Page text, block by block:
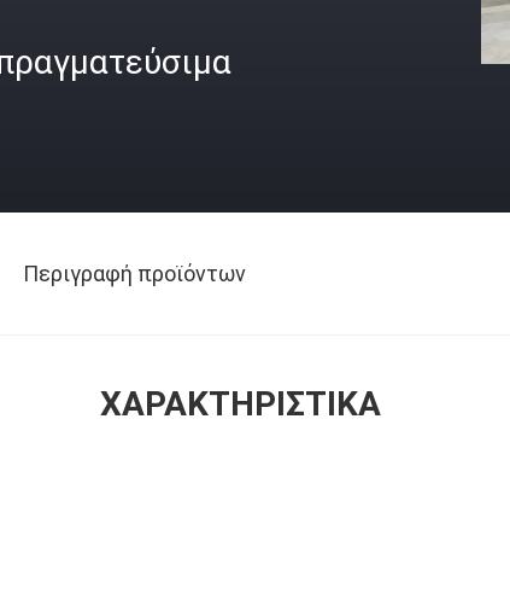
Περιγραφή προϊόντων
ΧΑΡΑΚΤΗΡΙΣΤΙΚΆ